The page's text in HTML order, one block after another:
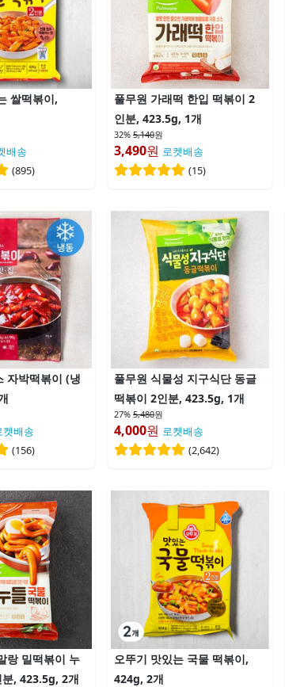
쌀떡볶이,
배송
(895)
풀무원 가래떡 한입 떡볶이 2
인분, 423.5g, 1개
32% 5,140원
3,490원 로켓배송
(15)
자박떡볶이 (냉
켓배송
(156)
풀무원 식물성 지구식단 동글
떡볶이 2인분, 423.5g, 1개
27% 5,480원
4,000원 로켓배송
(2,642)
랑 밀떡볶이 누
, 423.5g, 2개
오뚜기 맛있는 국물 떡볶이,
424g, 2개